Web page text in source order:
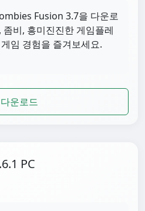
Fusion 3.7을 다운로
비, 흥미진진한 게임플레
임 경험을 즐겨보세요.
다운로드
PC